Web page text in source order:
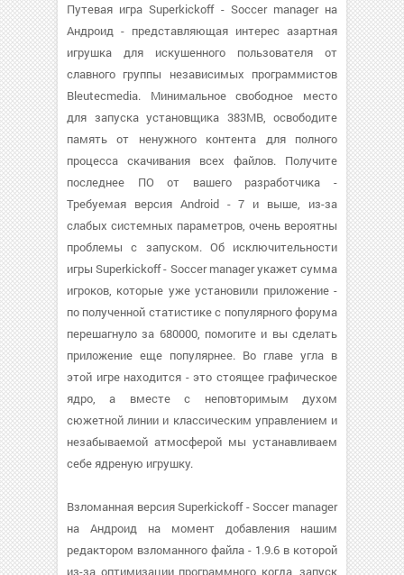
Путевая игра Superkickoff - Soccer manager на
Андроид - представляющая интерес азартная
игрушка для искушенного пользователя от
славного группы независимых программистов
Bleutecmedia. Минимальное свободное место
для запуска установщика 383MB, освободите
память от ненужного контента для полного
процесса скачивания всех файлов. Получите
последнее ПО от вашего разработчика -
Требуемая версия Android - 7 и выше, из-за
слабых системных параметров, очень вероятны
проблемы с запуском. Об исключительности
игры Superkickoff - Soccer manager укажет сумма
игроков, которые уже установили приложение -
по полученной статистике с популярного форума
перешагнуло за 680000, помогите и вы сделать
приложение еще популярнее. Во главе угла в
этой игре находится - это стоящее графическое
ядро, а вместе с неповторимым духом
сюжетной линии и классическим управлением и
незабываемой атмосферой мы устанавливаем
себе ядреную игрушку.
Взломанная версия Superkickoff - Soccer manager
на Андроид на момент добавления нашим
редактором взломанного файла - 1.9.6 в которой
из-за оптимизации программного когда, запуск